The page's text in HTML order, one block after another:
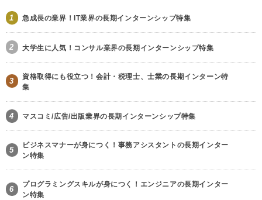
1 急成長の業界！IT業界の長期インターンシップ特集
2 大学生に人気！コンサル業界の長期インターンシップ特集
3
資格取得にも役立つ！会計・税理士、士業の長期インターン特
集
4 マスコミ/広告/出版業界の長期インターンシップ特集
5
ビジネスマナーが身につく！事務アシスタントの長期インター
ン特集
6
プログラミングスキルが身につく！エンジニアの長期インター
ン特集